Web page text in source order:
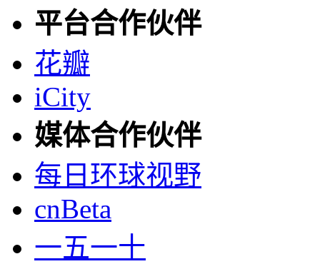
平台合作伙伴
花瓣
iCity
媒体合作伙伴
每日环球视野
cnBeta
一五一十